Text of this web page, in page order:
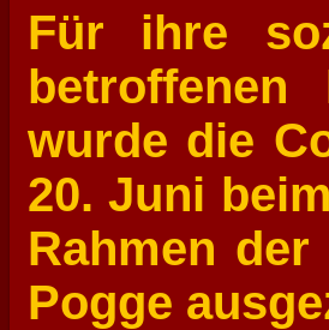
Für ihre
betroffenen
wurde die
20. Juni
Rahmen
Pogge